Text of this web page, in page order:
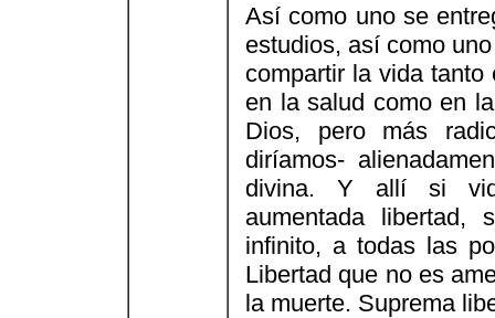
Así como uno se
estudios, así como
compartir la vida
en la salud como en
Dios, pero más
diríamos-
divina. Y allí si
aumentada libertad,
infinito, a todas las
Libertad que no es
la muerte. Suprema